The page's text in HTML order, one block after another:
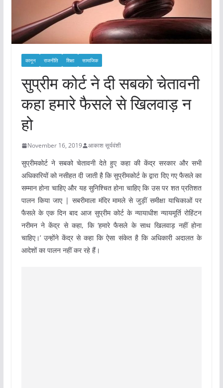
कानून राजनीति शिक्षा सामाजिक
सुप्रीम कोर्ट ने दी सबको चेतावनी
कहा हमारे फैसले से खिलवाड़ न
हो
November 16, 2019 आकाश सूर्यवंशी
सुप्रीमकोर्ट ने सबको चेतावनी देते हुए कहा की केंद्र सरकार और सभी
अधिकारियों को नसीहत दी जाती है कि सुप्रीमकोर्ट के द्वारा दिए गए फैसले का
सम्मान होना चाहिए और यह सुनिश्चित होना चाहिए कि उस पर शत प्रतिशत
पालन किया जाए | सबरीमाला मंदिर मामले से जुड़ीं समीक्षा याचिकाओं पर
फैसले के एक दिन बाद आज सुप्रीम कोर्ट के न्यायाधीश न्यायमूर्ति रोहिंटन
नरीमन ने केंद्र से कहा, कि ‘हमारे फैसले के साथ खिलवाड़ नहीं होना
चाहिए।’ उन्होंने केंद्र से कहा कि ऐसा संकेत है कि अधिकारी अदालत के
आदेशों का पालन नहीं कर रहे हैं।